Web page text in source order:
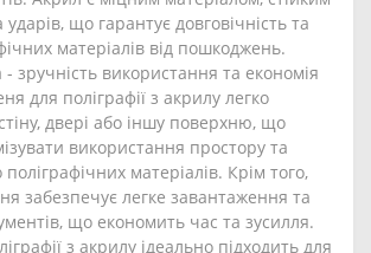
що гарантує довговічність та
матеріалів від пошкоджень.
зручність використання та економія
для поліграфії з акрилу легко
двері або іншу поверхню, що
використання простору та
матеріалів. Крім того,
забезпечує легке завантаження та
що економить час та зусилля.
з акрилу ідеально підходить для